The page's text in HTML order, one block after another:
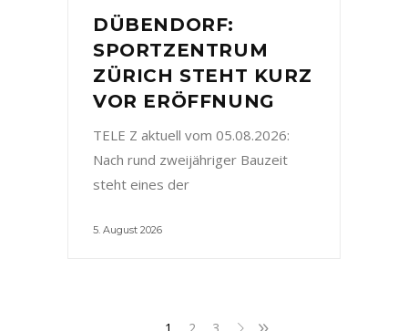
DÜBENDORF:
SPORTZENTRUM
ZÜRICH STEHT KURZ
VOR ERÖFFNUNG
TELE Z aktuell vom 05.08.2026:
Nach rund zweijähriger Bauzeit
steht eines der
5. August 2026